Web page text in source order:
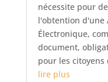
nécessite pour
l'obtention d'une
Électronique,
document,
pour les citoyens
lire plus